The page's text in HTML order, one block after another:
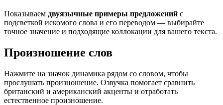
Показываем двуязычные примеры предложений с
подсветкой искомого слова и его переводом — выбирайте
точное значение и подходящие коллокации для вашего текста.
Произношение слов
Нажмите на значок динамика рядом со словом, чтобы
прослушать произношение. Озвучка помогает сравнить
британский и американский акценты и отработать
естественное произношение.